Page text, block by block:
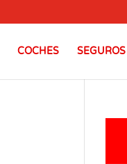
COCHES SEGUROS